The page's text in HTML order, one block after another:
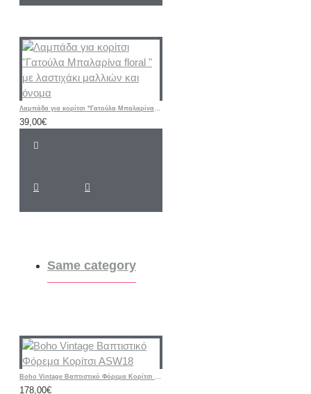
Λαμπάδα για κορίτσι "Γατούλα Μπαλαρίνα floral " με λαστιχάκι μαλλιών και όνομα
39,00€
Same category
Boho Vintage Βαπτιστικό Φόρεμα Κορίτσι ASW18
178,00€